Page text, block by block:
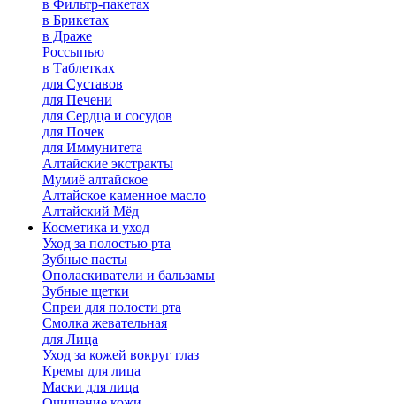
в Фильтр-пакетах
в Брикетах
в Драже
Россыпью
в Таблетках
для Cуставов
для Печени
для Сердца и сосудов
для Почек
для Иммунитета
Алтайские экстракты
Мумиё алтайское
Алтайское каменное масло
Алтайский Мёд
Косметика и уход
Уход за полостью рта
Зубные пасты
Ополаскиватели и бальзамы
Зубные щетки
Спреи для полости рта
Смолка жевательная
для Лица
Уход за кожей вокруг глаз
Кремы для лица
Маски для лица